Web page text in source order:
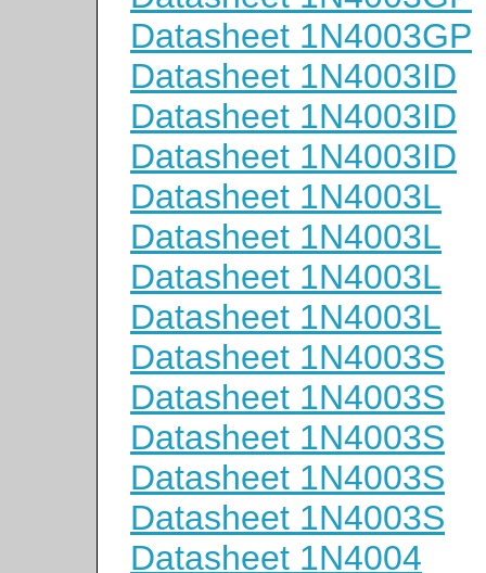
Datasheet 1N4003GP
Datasheet 1N4003ID
Datasheet 1N4003ID
Datasheet 1N4003ID
Datasheet 1N4003L
Datasheet 1N4003L
Datasheet 1N4003L
Datasheet 1N4003L
Datasheet 1N4003S
Datasheet 1N4003S
Datasheet 1N4003S
Datasheet 1N4003S
Datasheet 1N4003S
Datasheet 1N4004